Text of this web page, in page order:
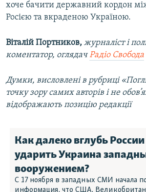
хоче бачити державний кордон
Росією та вкраденою Україною.
Віталій Портников, журналіст і
коментатор, оглядачРадіо Свобода
Думки, висловлені в рубриці
точку зору самих авторів і не
відображають позицію редакції